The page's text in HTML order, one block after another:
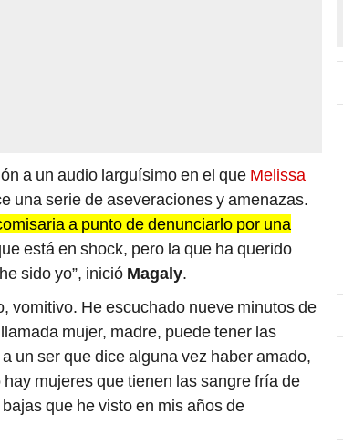
a un audio larguísimo en el que Melissa
una serie de aseveraciones y amenazas.
a punto de denunciarlo por una
está en shock, pero la que ha querido
sido yo”, inició Magaly.
vomitivo. He escuchado nueve minutos de
mujer, madre, puede tener las
un ser que dice alguna vez haber amado,
mujeres que tienen las sangre fría de
que he visto en mis años de